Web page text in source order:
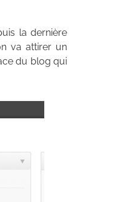
la dernière
va attirer un
du blog qui